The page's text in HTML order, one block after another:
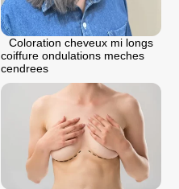
Coloration cheveux mi longs
coiffure ondulations meches
cendrees